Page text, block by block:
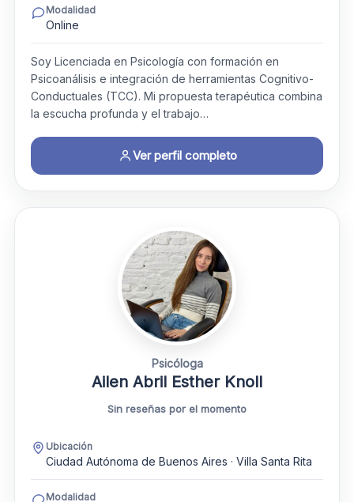
Modalidad
Online
Soy Licenciada en Psicología con formación en
Psicoanálisis e integración de herramientas Cognitivo-
Conductuales (TCC). Mi propuesta terapéutica combina
la escucha profunda y el trabajo…
Ver perfil completo
Psicóloga
Ailen Abril Esther Knoll
Sin reseñas por el momento
Ubicación
Ciudad Autónoma de Buenos Aires · Villa Santa Rita
Modalidad